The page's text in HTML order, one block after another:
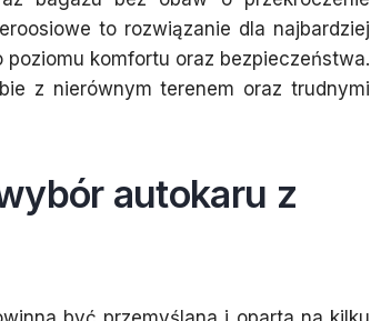
to rozwiązanie dla najbardziej
komfortu oraz bezpieczeństwa.
z nierównym terenem oraz trudnymi
autokaru z